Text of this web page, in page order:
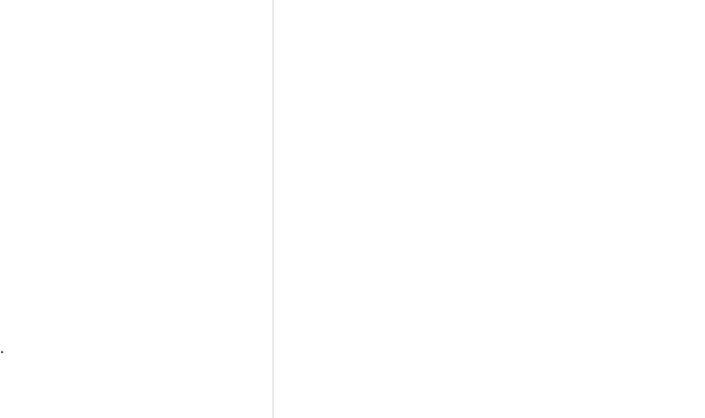
.